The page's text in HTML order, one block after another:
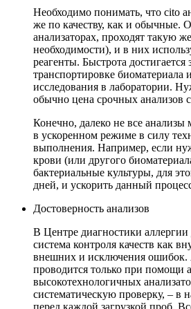
Необходимо понимать, что cito
же по качеству, как и обычные.
анализаторах, проходят такую
необходимости), и в них
реагенты. Быстрота достигается
транспортировке биоматериала
исследования в лаборатории.
обычно цена срочных
Конечно, далеко не все
в ускоренном режиме в силу
выполнения. Например, если
крови (или другого
бактериальные культуры, для
дней, и ускорить данный
Достоверность анализов
В Центре диагностики аллергии
система контроля качеств как
внешних и исключения ошибок.
проводится только при помощи
высокотехнологичных
систематическую проверку, – в